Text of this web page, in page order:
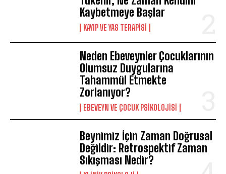
Kaybetmeye Başlar
KAYIP VE YAS TERAPISI
Neden Ebeveynler Çocuklarının
Olumsuz Duygularına
Tahammül Etmekte
Zorlanıyor?
EBEVEYN VE ÇOCUK PSIKOLOJISI
Beynimiz İçin Zaman Doğrusal
Değildir: Retrospektif Zaman
Sıkışması Nedir?